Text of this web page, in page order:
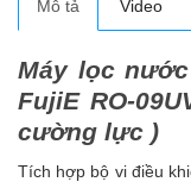
Mô tả Video
Máy lọc
FujiE RO-
cường lực )
Tích hợp bộ vi điều